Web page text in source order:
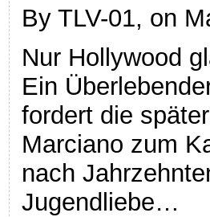
By TLV-01, on
Nur Hollywood
Ein
fordert die
Marciano zum
nach
Jugendliebe…